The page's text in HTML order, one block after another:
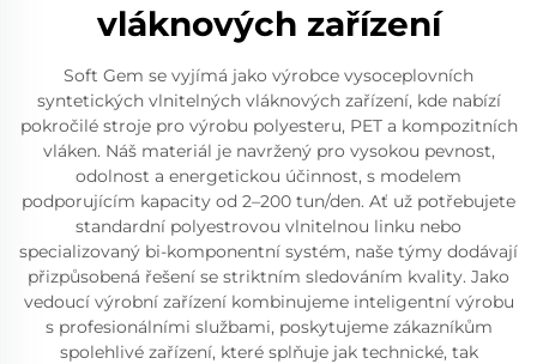
vláknových zařízení
Soft Gem se vyjímá jako výrobce vysoceplovních
syntetických vlnitelných vláknových zařízení, kde nabízí
pokročilé stroje pro výrobu polyesteru, PET a kompozitních
vláken. Náš materiál je navržený pro vysokou pevnost,
odolnost a energetickou účinnost, s modelem
podporujícím kapacity od 2–200 tun/den. Ať už potřebujete
standardní polyestrovou vlnitelnou linku nebo
specializovaný bi-komponentní systém, naše týmy dodávají
přizpůsobená řešení se striktním sledováním kvality. Jako
vedoucí výrobní zařízení kombinujeme inteligentní výrobu
s profesionálními službami, poskytujeme zákazníkům
spolehlivé zařízení, které splňuje jak technické, tak